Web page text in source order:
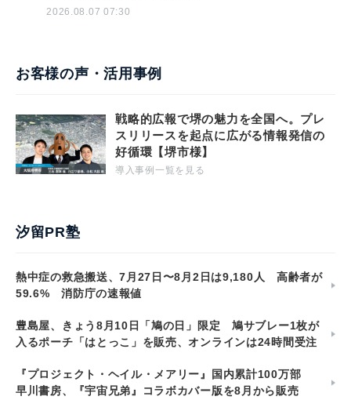
2026.08.07 07:30
お客様の声・活用事例
戦略的広報で堺の魅力を全国へ。プレ
スリリースを起点に広がる情報発信の
好循環【堺市様】
導入事例一覧を見る
汐留PR塾
熱中症の救急搬送、7月27日〜8月2日は9,180人 高齢者が
59.6% 消防庁の速報値
豊島屋、きょう8月10日「鳩の日」限定 鳩サブレー1枚が
入るポーチ「はとっこ」を販売、オンラインは24時間受注
『プロジェクト・ヘイル・メアリー』国内累計100万部
早川書房、『宇宙兄弟』コラボカバー版を8月から販売